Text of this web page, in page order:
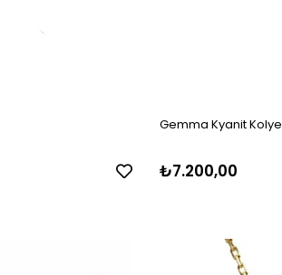
Gemma Kyanit Kolye
₺7.200,00